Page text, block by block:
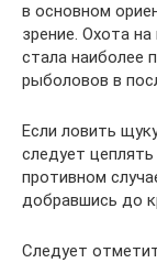
в основном
зрение. Охота
стала наиболее
рыболовов в
Если ловить
следует
противном
добравшись до
Следует